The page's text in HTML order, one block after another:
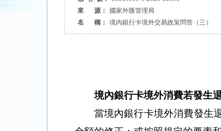
來 源：
國家外匯管理局
名 稱：
境內銀行卡境外交易政策問答（三）
境內銀行卡境外消費若發生
當境內銀行卡境外消費發生